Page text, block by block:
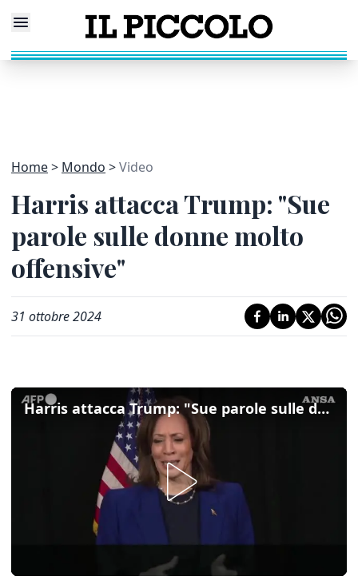
Home Mondo Video
Harris attacca Trump: "Sue
parole sulle donne molto
offensive"
31 ottobre 2024
Harris attacca Trump: "Sue parole sulle donne molto offensive"